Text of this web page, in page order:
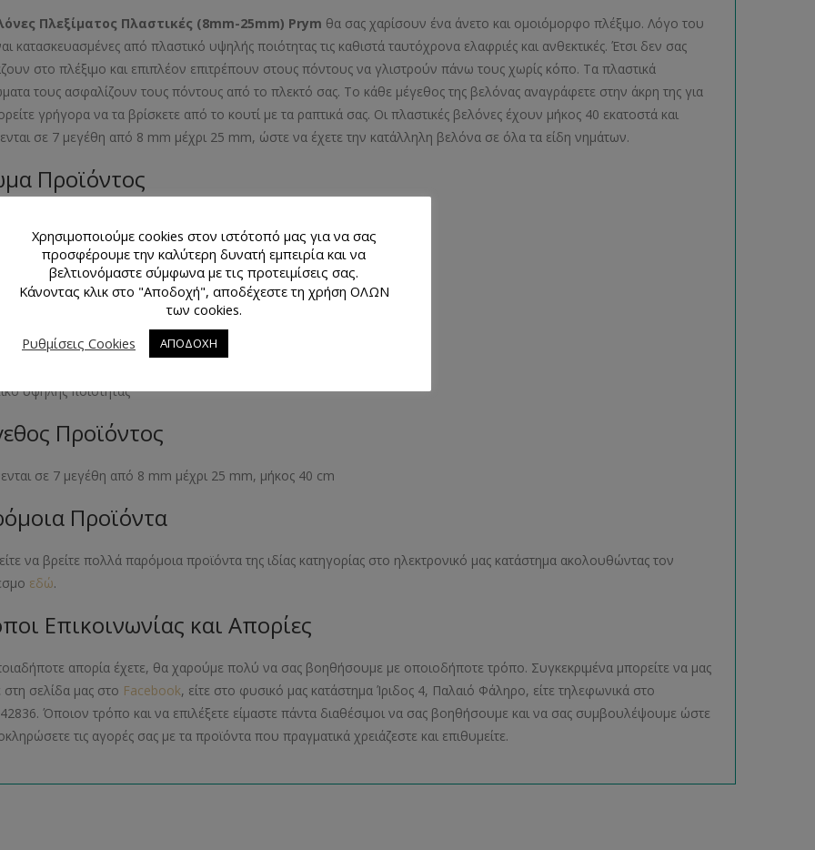
Πλεξίματος Πλαστικές (8mm-25mm) Prym θα σας χαρίσουν ένα άνετο και ομοιόμορφο πλέξιμο. Λόγο του
κατασκευασμένες από πλαστικό υψηλής ποιότητας τις καθιστά ταυτόχρονα ελαφριές και ανθεκτικές. Έτσι δεν σας
στο πλέξιμο και επιπλέον επιτρέπουν στους πόντους να γλιστρούν πάνω τους χωρίς κόπο. Τα πλαστικά
τους ασφαλίζουν τους πόντους από το πλεκτό σας. Το κάθε μέγεθος της βελόνας αναγράφετε στην άκρη της για
γρήγορα να τα βρίσκετε από το κουτί με τα ραπτικά σας. Οι πλαστικές βελόνες έχουν μήκος 40 εκατοστά και
σε 7 μεγέθη από 8 mm μέχρι 25 mm, ώστε να έχετε την κατάλληλη βελόνα σε όλα τα είδη νημάτων.
Προϊόντος
Τεμαχίων Προϊόντος
Προϊόντος
υψηλής ποιότητας
Προϊόντος
σε 7 μεγέθη από 8 mm μέχρι 25 mm, μήκος 40 cm
Προϊόντα
να βρείτε πολλά παρόμοια προϊόντα της ιδίας κατηγορίας στο ηλεκτρονικό μας κατάστημα ακολουθώντας τον
εδώ.
Επικοινωνίας και Απορίες
απορία έχετε, θα χαρούμε πολύ να σας βοηθήσουμε με οποιοδήποτε τρόπο. Συγκεκριμένα μπορείτε να μας
στη σελίδα μας στο Facebook, είτε στο φυσικό μας κατάστημα Ίριδος 4, Παλαιό Φάληρο, είτε τηλεφωνικά στο
Όποιον τρόπο και να επιλέξετε είμαστε πάντα διαθέσιμοι να σας βοηθήσουμε και να σας συμβουλέψουμε ώστε
τις αγορές σας με τα προϊόντα που πραγματικά χρειάζεστε και επιθυμείτε.
Χρησιμοποιούμε cookies στον ιστότοπό μας για να σας
προσφέρουμε την καλύτερη δυνατή εμπειρία και να
βελτιονόμαστε σύμφωνα με τις προτειμίσεις σας.
Κάνοντας κλικ στο "Αποδοχή", αποδέχεστε τη χρήση ΟΛΩΝ
των cookies.
Ρυθμίσεις Cookies
ΑΠΟΔΟΧΗ